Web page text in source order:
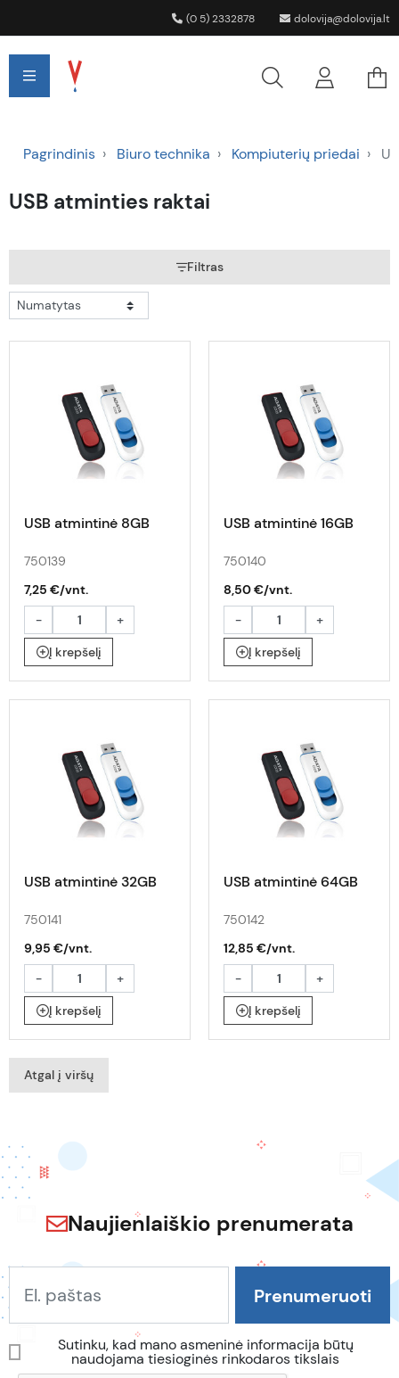
(0 5) 2332878 dolovija@dolovija.lt
Pagrindinis Biuro technika Kompiuterių priedai
USB atminties raktai
Filtras
USB atmintinė 8GB
750139
7,25 €/vnt.
-
+
Į krepšelį
USB atmintinė 16GB
750140
8,50 €/vnt.
-
+
Į krepšelį
USB atmintinė 32GB
750141
9,95 €/vnt.
-
+
Į krepšelį
USB atmintinė 64GB
750142
12,85 €/vnt.
-
+
Į krepšelį
Atgal į viršų
Naujienlaiškio prenumerata
Sutinku, kad mano asmeninė informacija būtų
naudojama tiesioginės rinkodaros tikslais